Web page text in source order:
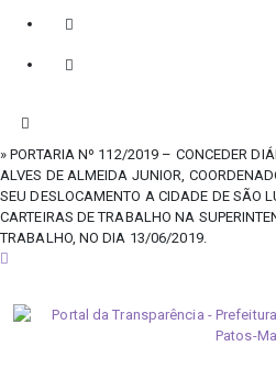
» PORTARIA Nº 112/2019 – CONCEDER
ALVES DE ALMEIDA JUNIOR,
SEU DESLOCAMENTO A CIDADE DE SÃO
CARTEIRAS DE TRABALHO NA
TRABALHO, NO DIA 13/06/2019.